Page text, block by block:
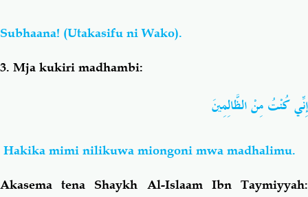
Subhaana! (Utakasifu ni Wako).
3. Mja kukiri madhambi:
إِنِّي كُنْتُ مِنْ الظَّالِمِينَ
Hakika mimi nilikuwa miongoni mwa madhalimu.
Akasema tena Shaykh Al-Islaam Ibn Taymiyyah: